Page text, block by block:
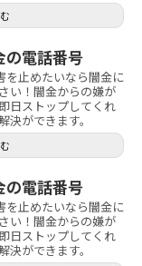
電話番号
を止めたいなら闇金に
い！闇金からの嫌が
日ストップしてくれ
決ができます。
電話番号
を止めたいなら闇金に
い！闇金からの嫌が
日ストップしてくれ
決ができます。